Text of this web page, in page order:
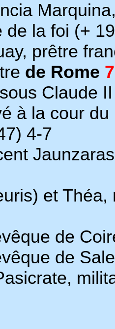
de la foi (+
prêtre
de Rome 7
Claude
à la cour
4-7
et
de
de